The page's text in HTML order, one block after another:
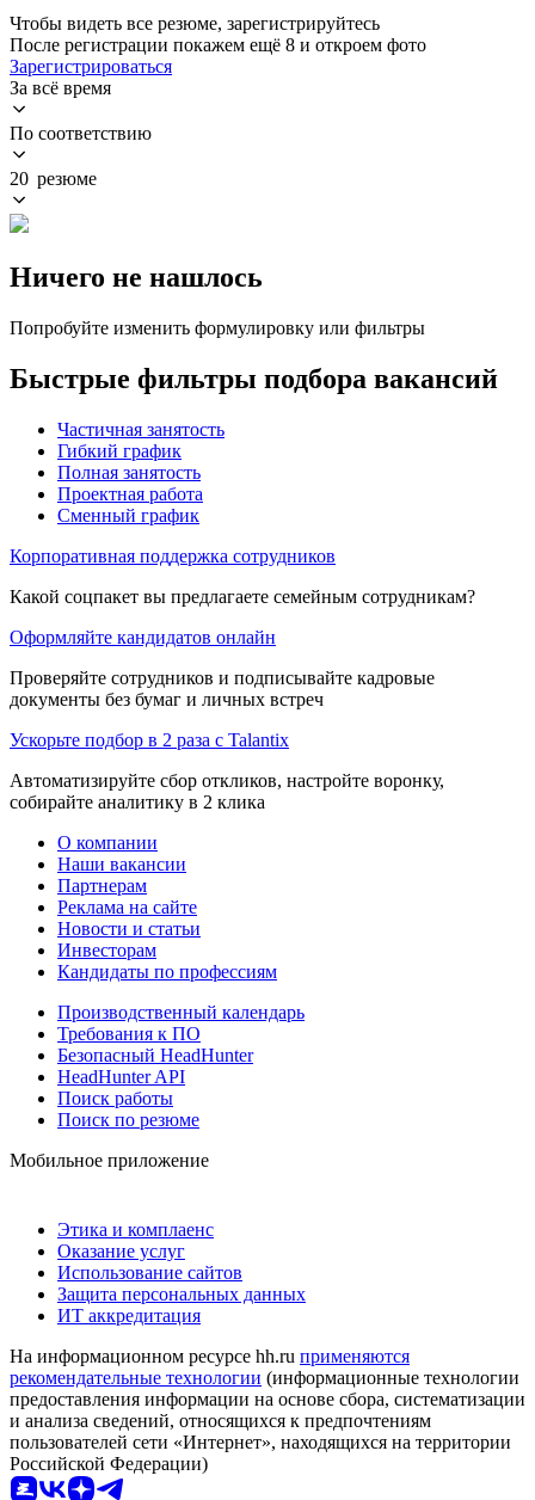
Чтобы видеть все резюме, зарегистрируйтесь
После регистрации покажем ещё 8 и откроем фото
Зарегистрироваться
За всё время
По соответствию
20 резюме
Ничего не нашлось
Попробуйте изменить формулировку или фильтры
Быстрые фильтры подбора вакансий
Частичная занятость
Гибкий график
Полная занятость
Проектная работа
Сменный график
Корпоративная поддержка сотрудников
Какой соцпакет вы предлагаете семейным сотрудникам?
Оформляйте кандидатов онлайн
Проверяйте сотрудников и подписывайте кадровые
документы без бумаг и личных встреч
Ускорьте подбор в 2 раза с Talantix
Автоматизируйте сбор откликов, настройте воронку,
собирайте аналитику в 2 клика
О компании
Наши вакансии
Партнерам
Реклама на сайте
Новости и статьи
Инвесторам
Кандидаты по профессиям
Производственный календарь
Требования к ПО
Безопасный HeadHunter
HeadHunter API
Поиск работы
Поиск по резюме
Мобильное приложение
Этика и комплаенс
Оказание услуг
Использование сайтов
Защита персональных данных
ИТ аккредитация
На информационном ресурсе hh.ru применяются
рекомендательные технологии (информационные технологии
предоставления информации на основе сбора, систематизации
и анализа сведений, относящихся к предпочтениям
пользователей сети «Интернет», находящихся на территории
Российской Федерации)